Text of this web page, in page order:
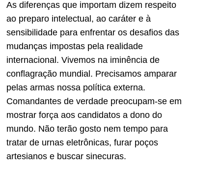
As diferenças que importam dizem respeito
ao preparo intelectual, ao caráter e à
sensibilidade para enfrentar os desafios das
mudanças impostas pela realidade
internacional. Vivemos na iminência de
conflagração mundial. Precisamos amparar
pelas armas nossa política externa.
Comandantes de verdade preocupam-se em
mostrar força aos candidatos a dono do
mundo. Não terão gosto nem tempo para
tratar de urnas eletrônicas, furar poços
artesianos e buscar sinecuras.